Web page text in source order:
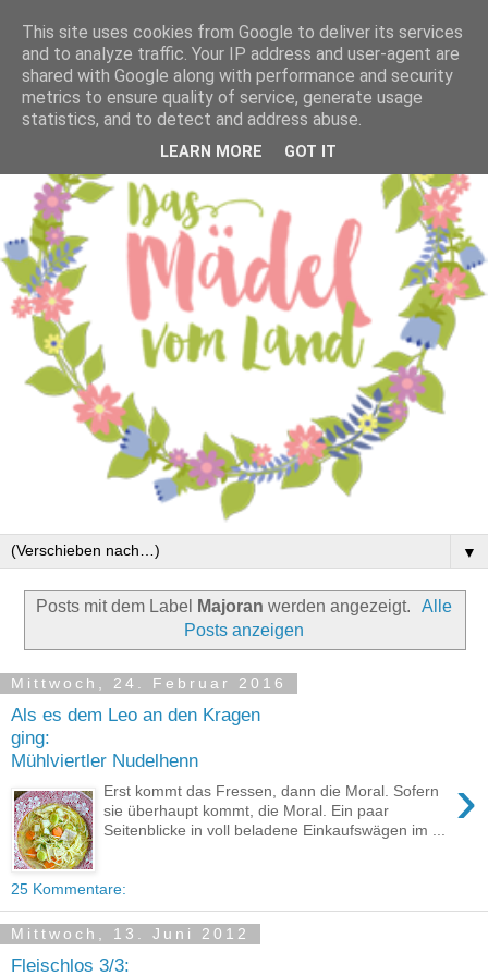
▼
Posts mit dem Label Majoran werden angezeigt.
Alle
Posts anzeigen
Mittwoch, 24. Februar 2016
Als es dem Leo an den Kragen
ging:
Mühlviertler Nudelhenn
›
Erst kommt das Fressen, dann die Moral. Sofern
sie überhaupt kommt, die Moral. Ein paar
Seitenblicke in voll beladene Einkaufswägen im ...
25 Kommentare:
Mittwoch, 13. Juni 2012
Fleischlos 3/3:
This site uses cookies from Google to deliver its services
and to analyze traffic. Your IP address and user-agent are
shared with Google along with performance and security
metrics to ensure quality of service, generate usage
statistics, and to detect and address abuse.
LEARN MORE GOT IT